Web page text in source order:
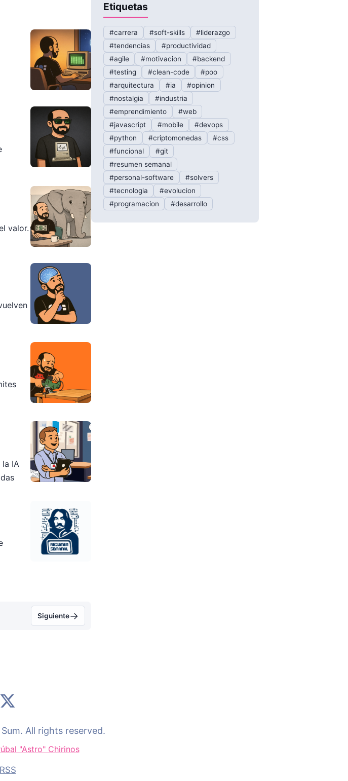
valor.
IA
Siguiente→
Etiquetas
#carrera #soft-skills
#liderazgo
#tendencias
#productividad
#agile
#motivacion
#backend
#testing
#clean-code
#poo
#arquitectura
#ia
#opinion
#nostalgia
#industria
#emprendimiento
#web
#javascript
#mobile
#devops
#python
#criptomonedas
#css
#funcional
#git
#resumen semanal
#personal-software
#solvers
#tecnologia
#evolucion
#programacion
#desarrollo
All rights reserved.
"Astro" Chirinos
RSS